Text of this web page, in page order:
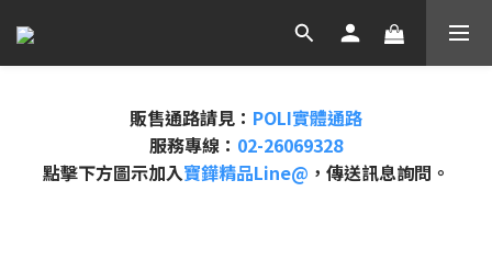
販售通路請見： POLI實體通路
服務專線： 02-26069328
點擊下方圖示加入寶鏵精品Line@ ，傳送訊息詢問。